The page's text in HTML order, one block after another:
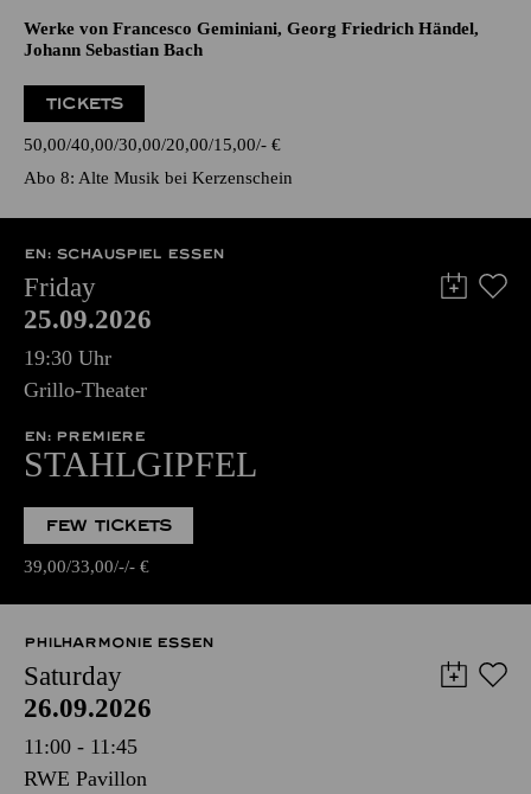
Werke von Francesco Geminiani, Georg Friedrich Händel,
Johann Sebastian Bach
TICKETS
50,00 40,00 30,00 20,00 15,00 - €
Abo 8: Alte Musik bei Kerzenschein
EN: SCHAUSPIEL ESSEN
Friday
25.09.2026
19:30 Uhr
Grillo-Theater
EN: PREMIERE
STAHLGIPFEL
FEW TICKETS
39,00 33,00 - - €
PHILHARMONIE ESSEN
Saturday
26.09.2026
11:00 - 11:45
RWE Pavillon